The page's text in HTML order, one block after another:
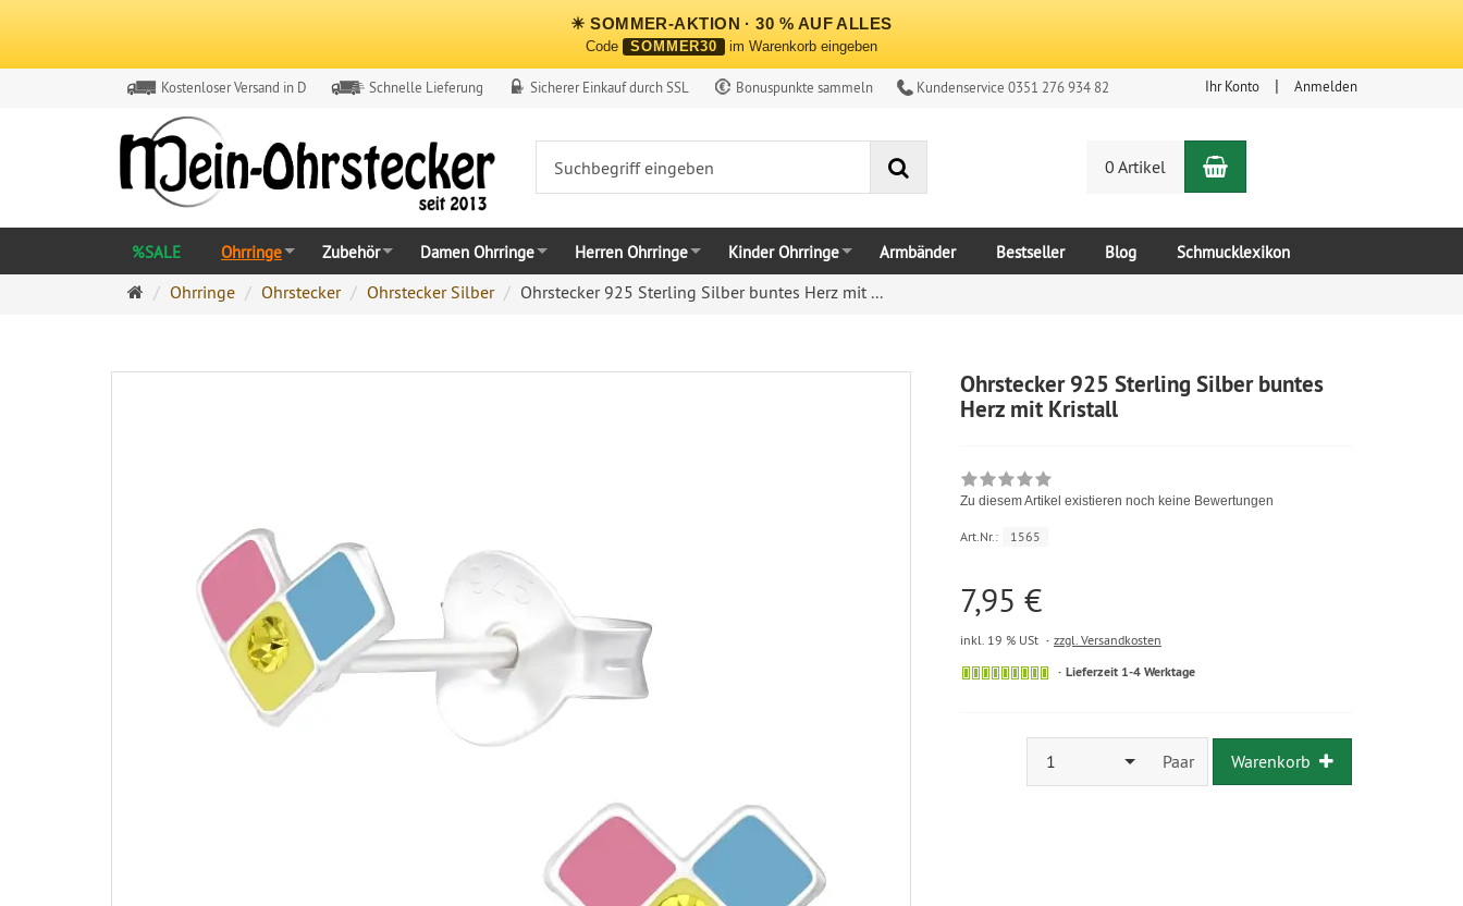
☀ SOMMER-AKTION · 30 % AUF ALLES
Code SOMMER30 im Warenkorb eingeben
Kostenloser Versand in D Schnelle Lieferung Sicherer Einkauf durch SSL Bonuspunkte sammeln Kundenservice 0351 276 934 82 Ihr Konto Anmelden
0 Artikel Warenkorb
%SALE Ohrringe Zubehör Damen Ohrringe Herren Ohrringe Kinder Ohrringe Armbänder Bestseller Blog Schmucklexikon
Ohrringe
Ohrringe Ohrstecker Ohrstecker Silber Ohrstecker 925 Sterling Silber buntes Herz mit ...
Ohrstecker 925 Sterling Silber buntes
Herz mit Kristall
Zu diesem Artikel existieren noch keine Bewertungen
Art.Nr.: 1565
7,95 €
inkl. 19 % USt zzgl. Versandkosten
Lieferzeit 1-4 Werktage
1 Paar Warenkorb